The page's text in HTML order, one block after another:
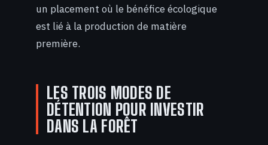
un placement où le bénéfice écologique
est lié à la production de matière
première.
LES TROIS MODES DE
DÉTENTION POUR INVESTIR
DANS LA FORÊT